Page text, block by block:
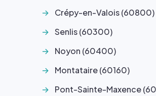
Crépy-en-Valois (60800)
Senlis (60300)
Noyon (60400)
Montataire (60160)
Pont-Sainte-Maxence